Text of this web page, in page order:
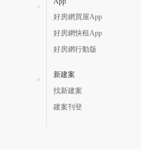
好房網買屋App
好房網快租App
好房網行動版
新建案
找新建案
建案刊登